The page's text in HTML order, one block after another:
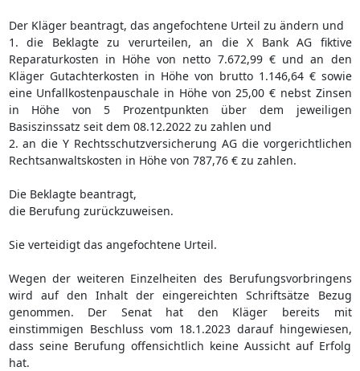
Der Kläger beantragt, das angefochtene Urteil zu ändern und
1. die Beklagte zu verurteilen, an die X Bank AG fiktive
Reparaturkosten in Höhe von netto 7.672,99 € und an den
Kläger Gutachterkosten in Höhe von brutto 1.146,64 € sowie
eine Unfallkostenpauschale in Höhe von 25,00 € nebst Zinsen
in Höhe von 5 Prozentpunkten über dem jeweiligen
Basiszinssatz seit dem 08.12.2022 zu zahlen und
2. an die Y Rechtsschutzversicherung AG die vorgerichtlichen
Rechtsanwaltskosten in Höhe von 787,76 € zu zahlen.
Die Beklagte beantragt,
die Berufung zurückzuweisen.
Sie verteidigt das angefochtene Urteil.
Wegen der weiteren Einzelheiten des Berufungsvorbringens
wird auf den Inhalt der eingereichten Schriftsätze Bezug
genommen. Der Senat hat den Kläger bereits mit
einstimmigen Beschluss vom 18.1.2023 darauf hingewiesen,
dass seine Berufung offensichtlich keine Aussicht auf Erfolg
hat.